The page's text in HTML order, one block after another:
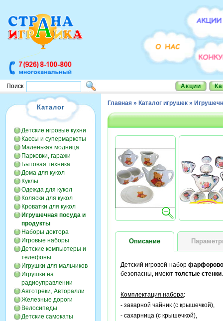
Поиск Акции
Каталог
Детские игровые кухни
Кассы и супермаркеты
Маленькая модница
Парковки, гаражи
Бытовая техника
Дома для кукол
Куклы
Одежда для кукол
Коляски для кукол
Кроватки для кукол
Игрушечная посуда и
продукты
Наборы доктора
Игровые наборы
Детские компьютеры и
телефоны
Игрушки для мальчиков
Игрушки на
радиоуправлении
Автотреки, Авторалли
Железные дороги
Велосипеды
Детские самокаты
Главная » Каталог игрушек »
Описание
Детский игровой набор
безопасны, имеют толстые стенки
Комплектация набора:
- заварной чайник (с крышечкой),
- сахарница (с крышечкой),